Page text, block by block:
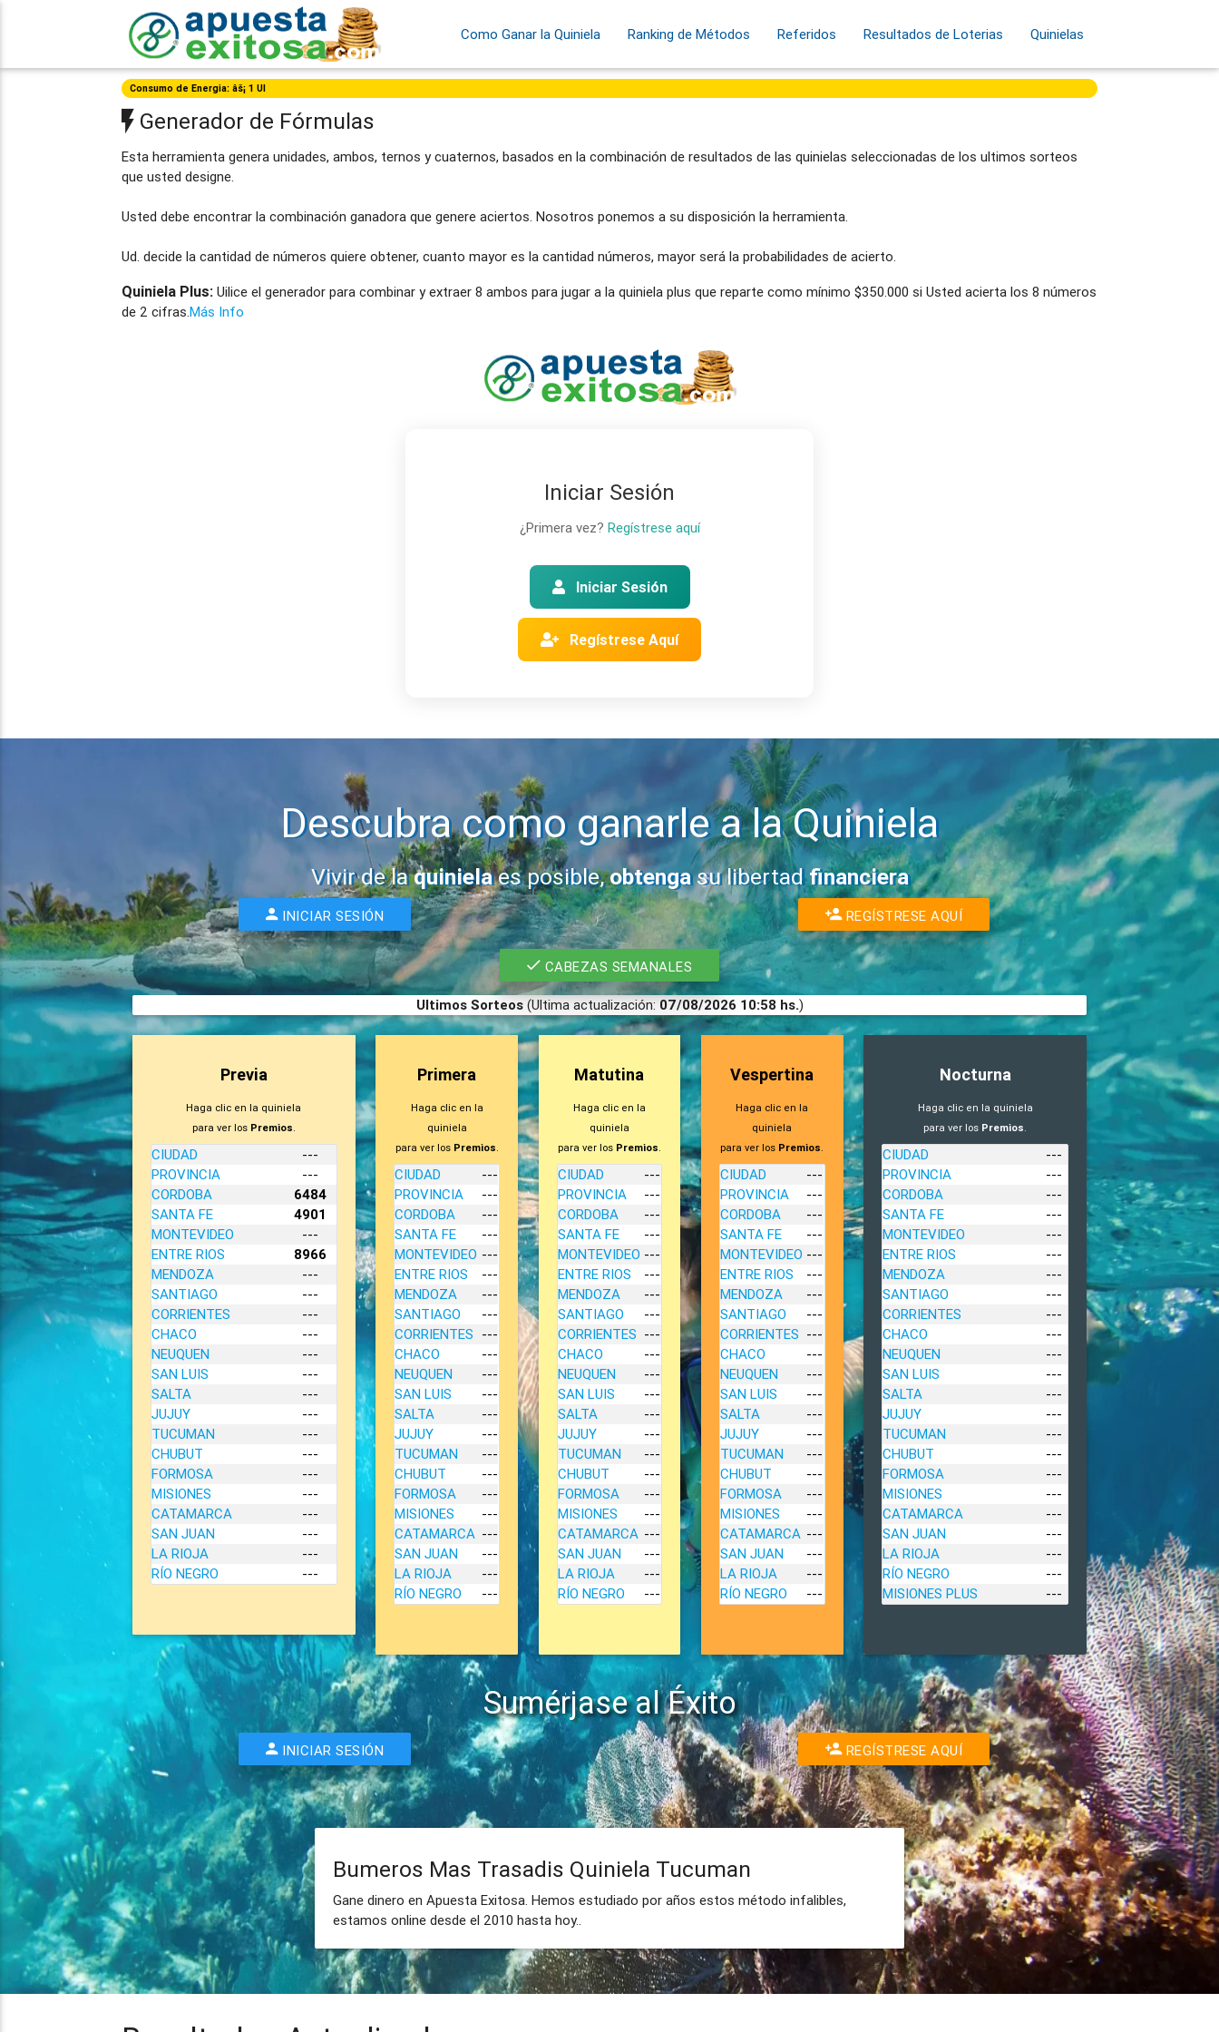
Como Ganar la Quiniela Ranking de Métodos Referidos Resultados de Loterias Quinielas
Consumo de Energia: âš¡ 1 UI
Generador de Fórmulas
Esta herramienta genera unidades, ambos, ternos y cuaternos, basados en la combinación de resultados de las quinielas seleccionadas de los ultimos sorteos
que usted designe.
Usted debe encontrar la combinación ganadora que genere aciertos. Nosotros ponemos a su disposición la herramienta.
Ud. decide la cantidad de números quiere obtener, cuanto mayor es la cantidad números, mayor será la probabilidades de acierto.
Quiniela Plus: Uilice el generador para combinar y extraer 8 ambos para jugar a la quiniela plus que reparte como mínimo $350.000 si Usted acierta los 8 números
de 2 cifras.Más Info
Iniciar Sesión
¿Primera vez? Regístrese aquí
Iniciar Sesión
Regístrese Aquí
Descubra como ganarle a la Quiniela
Vivir de laquinielaes posible,obtengasu libertadfinanciera
INICIAR SESIÓN REGÍSTRESE AQUÍ
CABEZAS SEMANALES
Ultimos Sorteos(Ultima actualización: 07/08/2026 10:58 hs.)
Previa
Haga clic en la quiniela
para ver los Premios.
CIUDAD
---
PROVINCIA
---
CORDOBA
6484
SANTA FE
4901
MONTEVIDEO
---
ENTRE RIOS
8966
MENDOZA
---
SANTIAGO
---
CORRIENTES
---
CHACO
---
NEUQUEN
---
SAN LUIS
---
SALTA
---
JUJUY
---
TUCUMAN
---
CHUBUT
---
FORMOSA
---
MISIONES
---
CATAMARCA
---
SAN JUAN
---
LA RIOJA
---
RÍO NEGRO
---
Primera
Haga clic en la
quiniela
para ver los Premios.
CIUDAD
---
PROVINCIA
---
CORDOBA
---
SANTA FE
---
MONTEVIDEO ---
ENTRE RIOS
---
MENDOZA
---
SANTIAGO
---
CORRIENTES ---
CHACO
---
NEUQUEN
---
SAN LUIS
---
SALTA
---
JUJUY
---
TUCUMAN
---
CHUBUT
---
FORMOSA
---
MISIONES
---
CATAMARCA ---
SAN JUAN
---
LA RIOJA
---
RÍO NEGRO
---
Matutina
Haga clic en la
quiniela
para ver los Premios.
CIUDAD
---
PROVINCIA
---
CORDOBA
---
SANTA FE
---
MONTEVIDEO ---
ENTRE RIOS
---
MENDOZA
---
SANTIAGO
---
CORRIENTES ---
CHACO
---
NEUQUEN
---
SAN LUIS
---
SALTA
---
JUJUY
---
TUCUMAN
---
CHUBUT
---
FORMOSA
---
MISIONES
---
CATAMARCA ---
SAN JUAN
---
LA RIOJA
---
RÍO NEGRO
---
Vespertina
Haga clic en la
quiniela
para ver los Premios.
CIUDAD
---
PROVINCIA
---
CORDOBA
---
SANTA FE
---
MONTEVIDEO ---
ENTRE RIOS
---
MENDOZA
---
SANTIAGO
---
CORRIENTES ---
CHACO
---
NEUQUEN
---
SAN LUIS
---
SALTA
---
JUJUY
---
TUCUMAN
---
CHUBUT
---
FORMOSA
---
MISIONES
---
CATAMARCA ---
SAN JUAN
---
LA RIOJA
---
RÍO NEGRO
---
Nocturna
Haga clic en la quiniela
para ver los Premios.
CIUDAD
---
PROVINCIA
---
CORDOBA
---
SANTA FE
---
MONTEVIDEO
---
ENTRE RIOS
---
MENDOZA
---
SANTIAGO
---
CORRIENTES
---
CHACO
---
NEUQUEN
---
SAN LUIS
---
SALTA
---
JUJUY
---
TUCUMAN
---
CHUBUT
---
FORMOSA
---
MISIONES
---
CATAMARCA
---
SAN JUAN
---
LA RIOJA
---
RÍO NEGRO
---
MISIONES PLUS
---
Sumérjase al Éxito
INICIAR SESIÓN REGÍSTRESE AQUÍ
Bumeros Mas Trasadis Quiniela Tucuman
Gane dinero en Apuesta Exitosa. Hemos estudiado por años estos método infalibles,
estamos online desde el 2010 hasta hoy..